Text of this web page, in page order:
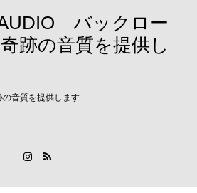
バックロー
跡の音質を提供し
音質を提供します